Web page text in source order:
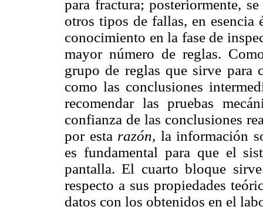
para fractura; posteriormente,
otros tipos de fallas, en esencia
conocimiento en la fase de
mayor número de reglas.
grupo de reglas que sirve para
como las conclusiones
recomendar las pruebas
confianza de las conclusiones
por esta razón, la información
es fundamental para que el
pantalla. El cuarto bloque
respecto a sus propiedades
datos con los obtenidos en el